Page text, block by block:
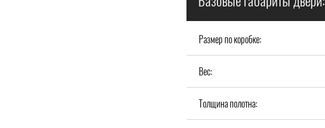
Размер по коробке:
Вес:
Толщина полотна: